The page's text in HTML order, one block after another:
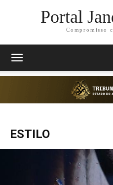
Portal
Compromisso
ESTILO